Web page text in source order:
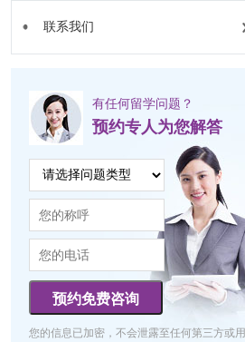
联系我们
有任何留学问题？
预约专人为您解答
预约免费咨询
您的信息已加密，不会泄露至任何第三方或用